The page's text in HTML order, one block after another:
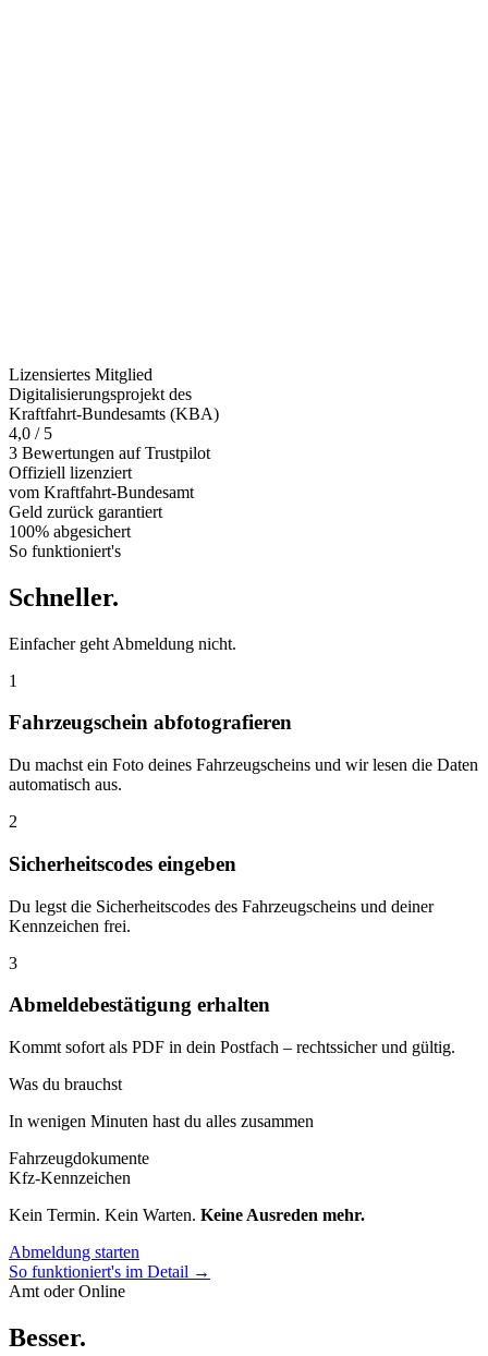
Lizensiertes Mitglied
Digitalisierungsprojekt des
Kraftfahrt-Bundesamts (KBA)
4,0 / 5
3 Bewertungen auf Trustpilot
Offiziell lizenziert
vom Kraftfahrt-Bundesamt
Geld zurück garantiert
100% abgesichert
So funktioniert's
Schneller.
Einfacher geht Abmeldung nicht.
1
Fahrzeugschein abfotografieren
Du machst ein Foto deines Fahrzeugscheins und wir lesen die Daten
automatisch aus.
2
Sicherheitscodes eingeben
Du legst die Sicherheitscodes des Fahrzeugscheins und deiner
Kennzeichen frei.
3
Abmeldebestätigung erhalten
Kommt sofort als PDF in dein Postfach – rechtssicher und gültig.
Was du brauchst
In wenigen Minuten hast du alles zusammen
Fahrzeugdokumente
Kfz-Kennzeichen
Kein Termin. Kein Warten. Keine Ausreden mehr.
Abmeldung starten
So funktioniert's im Detail →
Amt oder Online
Besser.